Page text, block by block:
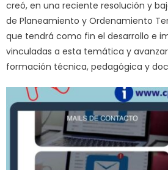
creó, en una reciente resolución y
de Planeamiento y Ordenamiento
que tendrá como fin el desarrollo e
vinculadas a esta temática y
formación técnica, pedagógica y